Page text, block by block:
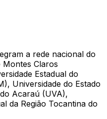
a rede nacional do
Montes Claros
Estadual do
Universidade do Estado
Acaraú (UVA),
da Região Tocantina do